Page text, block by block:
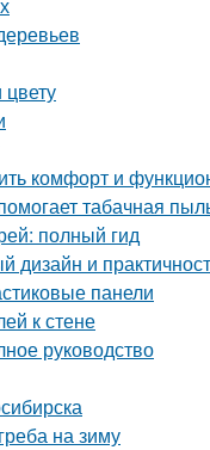
комфорт и
табачная
полный гид
дизайн и
панели
к стене
руководство
на зиму